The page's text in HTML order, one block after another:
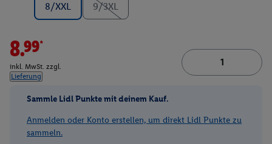
8/XXL 9/3XL
8.99*
inkl. MwSt. zzgl.
Lieferung
Sammle Lidl Punkte mit deinem Kauf.
Anmelden oder Konto erstellen, um direkt Lidl Punkte zu
sammeln.